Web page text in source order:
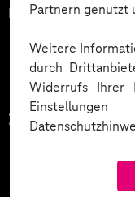
Partnern genutzt
Weitere
durch
Widerrufs Ihrer
mit
3. Einführung